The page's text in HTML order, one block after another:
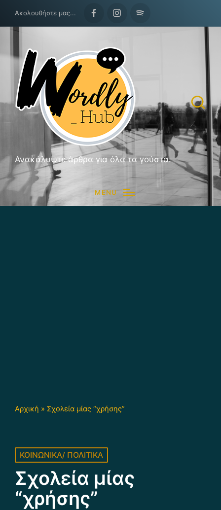
Ακολουθήστε μας...
FacebookInstagramSpotify
Ανακάλυψτε άρθρα για όλα τα γούστα.
MENU
Αρχική » Σχολεία μίας “χρήσης”
Posted
ΚΟΙΝΩΝΙΚΑ/ ΠΟΛΙΤΙΚΑ
Σχολεία μίας
“χρήσης”